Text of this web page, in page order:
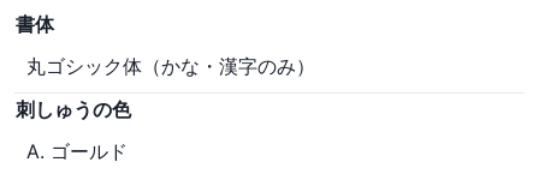
書体
丸ゴシック体（かな・漢字のみ）
刺しゅうの色
A. ゴールド